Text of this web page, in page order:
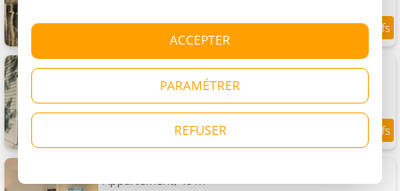
8.4/10
Bollenboet
Appartement, 85 m²
4 personnes, 2 chambres, 1 salle de bains
9.3
Appartement, 40 m²
ACCEPTER
PARAMÉTRER
REFUSER